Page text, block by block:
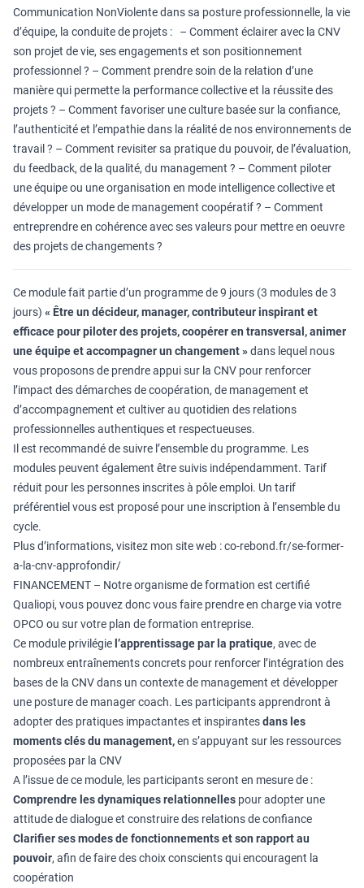
Communication NonViolente dans sa posture professionnelle, la vie
d’équipe, la conduite de projets : – Comment éclairer avec la CNV
son projet de vie, ses engagements et son positionnement
professionnel ? – Comment prendre soin de la relation d’une
manière qui permette la performance collective et la réussite des
projets ? – Comment favoriser une culture basée sur la confiance,
l’authenticité et l’empathie dans la réalité de nos environnements de
travail ? – Comment revisiter sa pratique du pouvoir, de l’évaluation,
du feedback, de la qualité, du management ? – Comment piloter
une équipe ou une organisation en mode intelligence collective et
développer un mode de management coopératif ? – Comment
entreprendre en cohérence avec ses valeurs pour mettre en oeuvre
des projets de changements ?
Ce module fait partie d’un programme de 9 jours (3 modules de 3
jours) « Être un décideur, manager, contributeur inspirant et
efficace pour piloter des projets, coopérer en transversal, animer
une équipe et accompagner un changement »dans lequel nous
vous proposons de prendre appui sur la CNV pour renforcer
l’impact des démarches de coopération, de management et
d’accompagnement et cultiver au quotidien des relations
professionnelles authentiques et respectueuses.
Il est recommandé de suivre l’ensemble du programme. Les
modules peuvent également être suivis indépendamment. Tarif
réduit pour les personnes inscrites à pôle emploi. Un tarif
préférentiel vous est proposé pour une inscription à l’ensemble du
cycle.
Plus d’informations, visitez mon site web :co-rebond.fr/se-former-
a-la-cnv-approfondir/
FINANCEMENT – Notre organisme de formation est certifié
Qualiopi, vous pouvez donc vous faire prendre en charge via votre
OPCO ou sur votre plan de formation entreprise.
Ce module privilégie l’apprentissage par la pratique, avec de
nombreux entraînements concrets pour renforcer l’intégration des
bases de la CNV dans un contexte de management et développer
une posture de manager coach. Les participants apprendront à
adopter des pratiques impactantes et inspirantesdans les
moments clés du management,en s’appuyant sur les ressources
proposées par la CNV
A l’issue de ce module, les participants seront en mesure de :
Comprendre les dynamiques relationnelles pour adopter une
attitude de dialogue et construire des relations de confiance
Clarifier ses modes de fonctionnements et son rapport au
pouvoir, afin de faire des choix conscients qui encouragent la
coopération